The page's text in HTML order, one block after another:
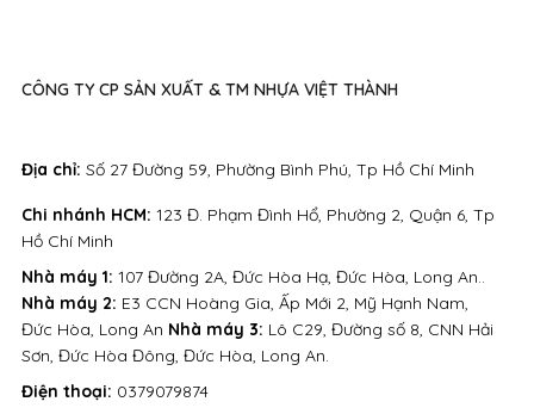
Địa chỉ: Số 27 Đường 59, Phường Bình Phú, Tp Hồ Chí Minh
Điện thoại: 0379079874
CÔNG TY CP SẢN XUẤT & TM NHỰA VIỆT THÀNH
Nhà máy 1: 107 Đường 2A, Đức Hòa Hạ, Đức Hòa, Long An..
Nhà máy 2: E3 CCN Hoàng Gia, Ấp Mới 2, Mỹ Hạnh Nam,
Đức Hòa, Long An Nhà máy 3: Lô C29, Đường số 8, CNN Hải
Sơn, Đức Hòa Đông, Đức Hòa, Long An.
Chi nhánh HCM: 123 Đ. Phạm Đình Hổ, Phường 2, Quận 6, Tp
Hồ Chí Minh